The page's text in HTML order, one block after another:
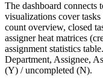
The dashboard connects
visualizations cover
count overview, closed
assigner heat matrices
assignment statistics
Department, Assignee,
(Y) / uncompleted (N).